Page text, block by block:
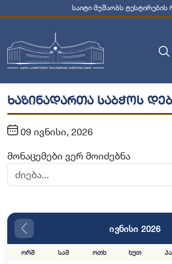
საიტი მუშაობს ტესტირების
ხაზინადართა საბჭოს
09 ივნისი, 2026
მონაცემები ვერ მოიძებნა
ივნისი 2026
ორშ სამ ოთხ ხუთ